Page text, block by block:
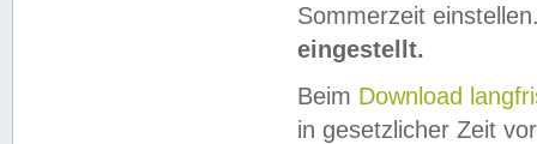
Sommerzeit
eingestellt.
Beim Download
in gesetzlicher Zeit